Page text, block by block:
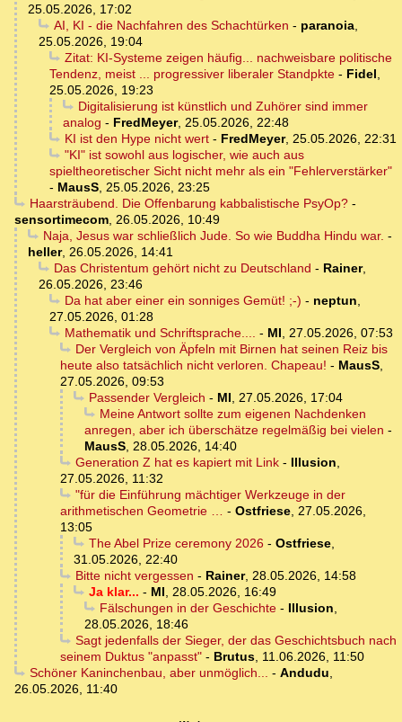
25.05.2026, 17:02
AI, KI - die Nachfahren des Schachtürken - paranoia,
25.05.2026, 19:04
Zitat: KI-Systeme zeigen häufig... nachweisbare politische
Tendenz, meist ... progressiver liberaler Standpkte - Fidel,
25.05.2026, 19:23
Digitalisierung ist künstlich und Zuhörer sind immer
analog - FredMeyer, 25.05.2026, 22:48
KI ist den Hype nicht wert- FredMeyer, 25.05.2026, 22:31
"KI" ist sowohl aus logischer, wie auch aus
spieltheoretischer Sicht nicht mehr als ein "Fehlerverstärker"
- MausS, 25.05.2026, 23:25
Haarsträubend. Die Offenbarung kabbalistische PsyOp?-
sensortimecom, 26.05.2026, 10:49
Naja, Jesus war schließlich Jude. So wie Buddha Hindu war. -
heller, 26.05.2026, 14:41
Das Christentum gehört nicht zu Deutschland - Rainer,
26.05.2026, 23:46
Da hat aber einer ein sonniges Gemüt! ;-) - neptun,
27.05.2026, 01:28
Mathematik und Schriftsprache.... - MI, 27.05.2026, 07:53
Der Vergleich von Äpfeln mit Birnen hat seinen Reiz bis
heute also tatsächlich nicht verloren. Chapeau! - MausS,
27.05.2026, 09:53
Passender Vergleich - MI, 27.05.2026, 17:04
Meine Antwort sollte zum eigenen Nachdenken
anregen, aber ich überschätze regelmäßig bei vielen -
MausS, 28.05.2026, 14:40
Generation Z hat es kapiert mit Link- Illusion,
27.05.2026, 11:32
"für die Einführung mächtiger Werkzeuge in der
arithmetischen Geometrie … - Ostfriese, 27.05.2026,
13:05
The Abel Prize ceremony 2026- Ostfriese,
31.05.2026, 22:40
Bitte nicht vergessen - Rainer, 28.05.2026, 14:58
Ja klar... - MI, 28.05.2026, 16:49
Fälschungen in der Geschichte- Illusion,
28.05.2026, 18:46
Sagt jedenfalls der Sieger, der das Geschichtsbuch nach
seinem Duktus "anpasst" - Brutus, 11.06.2026, 11:50
Schöner Kaninchenbau, aber unmöglich... - Andudu,
26.05.2026, 11:40